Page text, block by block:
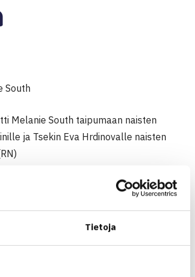
Tietoja
South
Melanie South taipumaan naisten
ja Tsekin Eva Hrdinovalle naisten
Laine/Melanie South Britannia (1.) 61